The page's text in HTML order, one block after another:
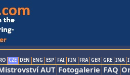
CZE DEN ENG ESP FAI FIN FRA GER GRE INA
AUT Fotogalerie FAQ